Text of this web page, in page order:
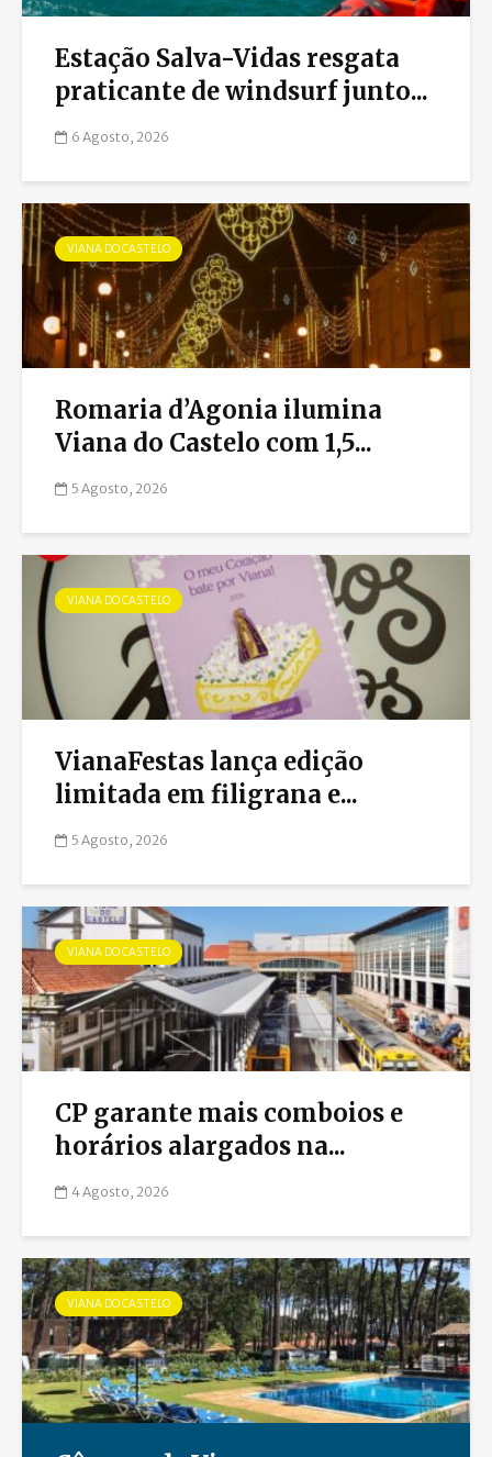
Estação Salva-Vidas resgata
praticante de windsurf junto...
6 Agosto, 2026
VIANA DO CASTELO
Romaria d’Agonia ilumina
Viana do Castelo com 1,5...
5 Agosto, 2026
VIANA DO CASTELO
VianaFestas lança edição
limitada em filigrana e...
5 Agosto, 2026
VIANA DO CASTELO
CP garante mais comboios e
horários alargados na...
4 Agosto, 2026
VIANA DO CASTELO